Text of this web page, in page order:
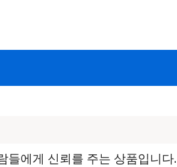
들에게 신뢰를 주는 상품입니다.